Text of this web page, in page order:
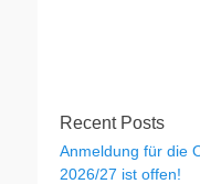
Recent Posts
Anmeldung für die
2026/27 ist offen!